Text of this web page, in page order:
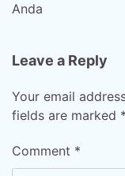
Anda
Leave a Reply
Your email
fields are marked *
Comment *